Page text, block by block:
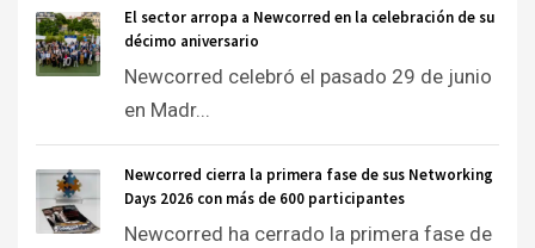
El sector arropa a Newcorred en la celebración de su
décimo aniversario
Newcorred celebró el pasado 29 de junio
en Madr...
Newcorred cierra la primera fase de sus Networking
Days 2026 con más de 600 participantes
Newcorred ha cerrado la primera fase de